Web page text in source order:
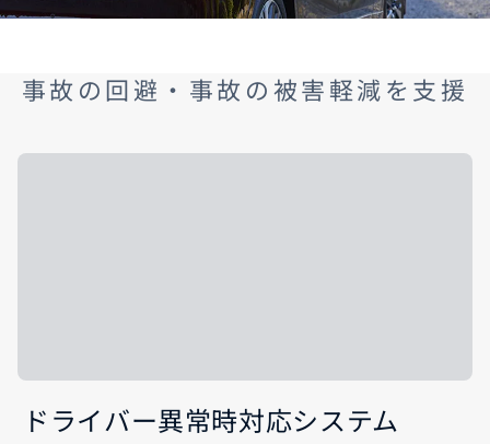
事故の回避・事故の被害軽減を支援
ドライバー異常時対応システム